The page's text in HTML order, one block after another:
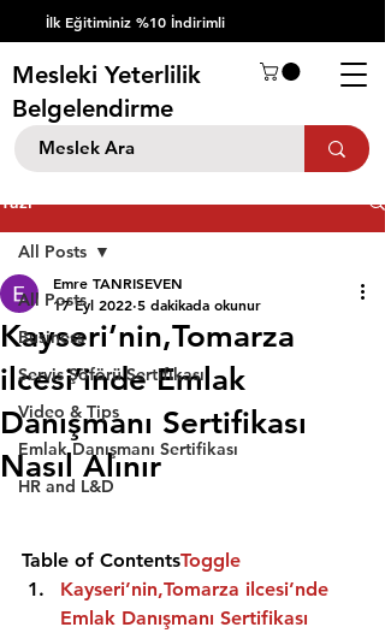
İlk Eğitiminiz %10 İndirimli
Mesleki Yeterlilik
Belgelendirme
Yazı
All Posts
Business
Servis Şöförü Sertifikası
Video & Tips
Emlak Danışmanı Sertifikası
HR and L&D
All Posts
Kayseri’nin,Tomarza
ilcesi’inde Emlak
Danışmanı Sertifikası
Nasıl Alınır
Emre TANRISEVEN
17 Eyl 2022 5 dakikada okunur
Table of ContentsToggle
Kayseri’nin,Tomarza ilcesi’nde
Emlak Danışmanı Sertifikası